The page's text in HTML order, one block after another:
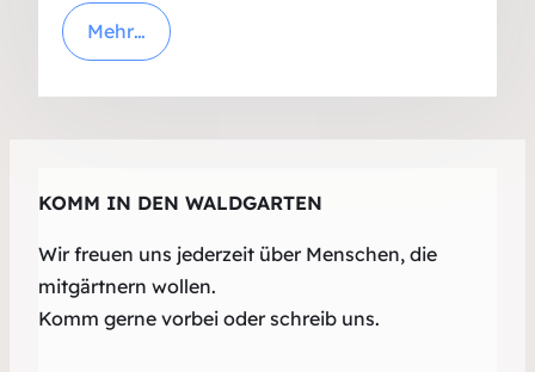
Mehr…
KOMM IN DEN WALDGARTEN
Wir freuen uns jederzeit über Menschen, die
mitgärtnern wollen.
Komm gerne vorbei oder schreib uns.